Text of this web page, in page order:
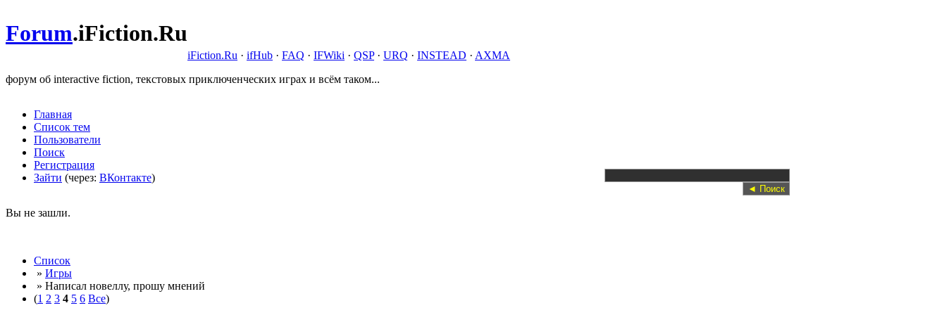
Forum.iFiction.Ru
iFiction.Ru · ifHub · FAQ · IFWiki · QSP· URQ · INSTEAD · AXMA
форум об interactive fiction, текстовых приключенческих играх и всём таком...
Главная
Список тем
Пользователи
Поиск
Регистрация
Зайти (через: ВКонтакте)
Вы не зашли.
Список
» Игры
» Написал новеллу, прошу мнений
(1 2 3 4 5 6 Все)